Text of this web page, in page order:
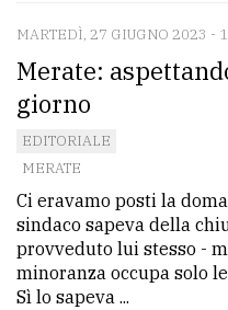
MARTEDÌ, 27 GIUGNO 2023 -
Merate:
giorno
EDITORIALE
MERATE
Ci eravamo posti la
sindaco sapeva della
provveduto lui stesso -
minoranza occupa solo
Sì lo sapeva ...